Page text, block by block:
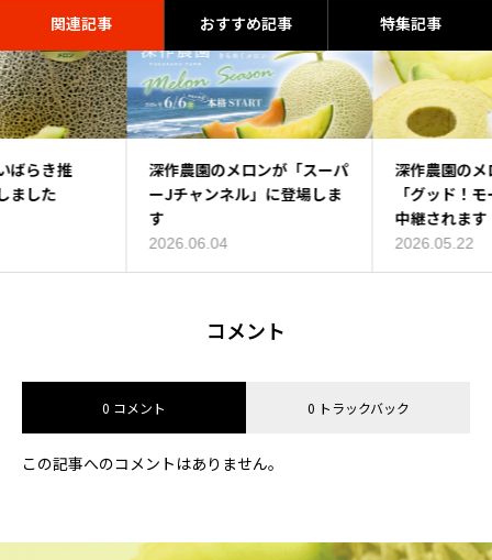
関連記事 おすすめ記事 特集記事
深作農園のメロンが「スーパ
ーJチャンネル」に登場しま
深作農園のメロンスイーツが
「グッド！モーニング」で生
深作農園が「いばらき推
し！」に登場しました
コメント
0 コメント 0 トラックバック
この記事へのコメントはありません。